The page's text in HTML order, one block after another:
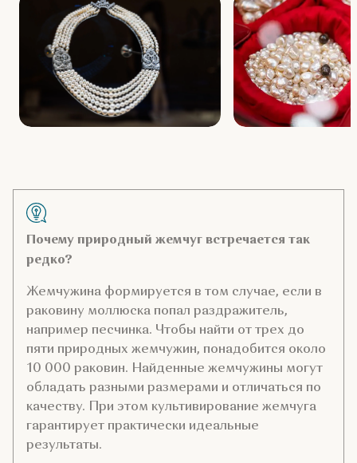
Почему природный жемчуг встречается так
редко?
Жемчужина формируется в том случае, если в
раковину моллюска попал раздражитель,
например песчинка. Чтобы найти от трех до
пяти природных жемчужин, понадобится около
10 000 раковин. Найденные жемчужины могут
обладать разными размерами и отличаться по
качеству. При этом культивирование жемчуга
гарантирует практически идеальные
результаты.